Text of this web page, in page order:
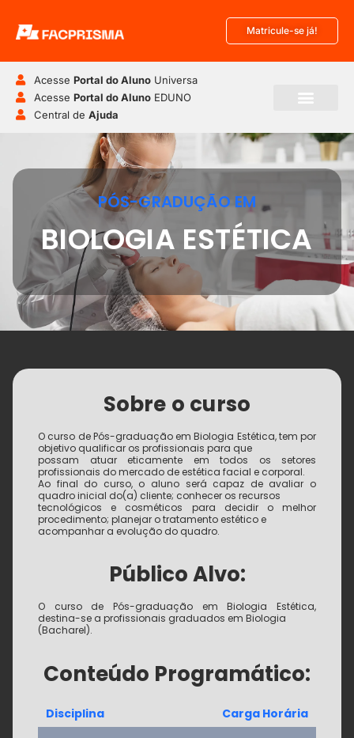
Matricule-se já!
Acesse Portal do AlunoUniversa
Acesse Portal do AlunoEDUNO
Central de Ajuda
PÓS-GRADUÇÃO EM
BIOLOGIA ESTÉTICA
Sobre o curso
O curso de Pós-graduação em Biologia Estética, tem por
objetivo qualificar os profissionais para que
possam atuar eticamente em todos os setores
profissionais do mercado de estética facial e corporal.
Ao final do curso, o aluno será capaz de avaliar o
quadro inicial do(a) cliente; conhecer os recursos
tecnológicos e cosméticos para decidir o melhor
procedimento; planejar o tratamento estético e
acompanhar a evolução do quadro.
Público Alvo:
O curso de Pós-graduação em Biologia Estética,
destina-se a profissionais graduados em Biologia
(Bacharel).
Conteúdo Programático:
Disciplina Carga Horária